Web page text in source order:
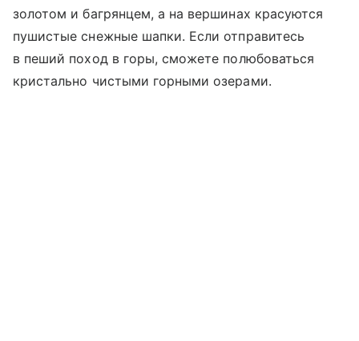
золотом и багрянцем, а на вершинах красуются
пушистые снежные шапки. Если отправитесь
в пеший поход в горы, сможете полюбоваться
кристально чистыми горными озерами.